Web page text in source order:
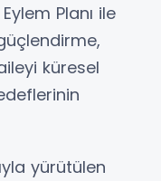
Planı ile
küresel
yürütülen